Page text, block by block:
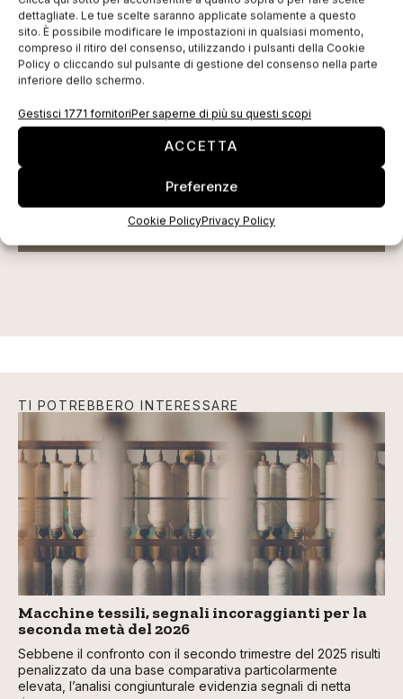
dettagliate. Le tue scelte saranno applicate solamente a questo
sito. È possibile modificare le impostazioni in qualsiasi momento,
compreso il ritiro del consenso, utilizzando i pulsanti della Cookie
Policy o cliccando sul pulsante di gestione del consenso nella parte
inferiore dello schermo.
Gestisci 1771 fornitoriPer saperne di più su questi scopi
ACCETTA
Preferenze
Cookie PolicyPrivacy Policy
EDICOLA WEB
TI POTREBBERO INTERESSARE
Macchine tessili, segnali incoraggianti per la
seconda metà del 2026
Sebbene il confronto con il secondo trimestre del 2025 risulti
penalizzato da una base comparativa particolarmente
elevata, l’analisi congiunturale evidenzia segnali di netta